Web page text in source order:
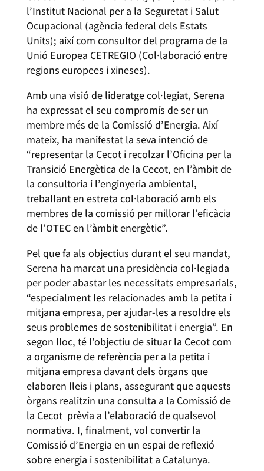
l’Institut Nacional per a la Seguretat i Salut
Ocupacional (agència federal dels Estats
Units); així com consultor del programa de la
Unió Europea CETREGIO (Col·laboració entre
regions europees i xineses).
Amb una visió de lideratge col·legiat, Serena
ha expressat el seu compromís de ser un
membre més de la Comissió d’Energia. Així
mateix, ha manifestat la seva intenció de
“representar la Cecot i recolzar l’Oficina per la
Transició Energètica de la Cecot, en l’àmbit de
la consultoria i l’enginyeria ambiental,
treballant en estreta col·laboració amb els
membres de la comissió per millorar l’eficàcia
de l’OTEC en l’àmbit energètic”.
Pel que fa als objectius durant el seu mandat,
Serena ha marcat una presidència col·legiada
per poder abastar les necessitats empresarials,
“especialment les relacionades amb la petita i
mitjana empresa, per ajudar-les a resoldre els
seus problemes de sostenibilitat i energia”. En
segon lloc, té l’objectiu de situar la Cecot com
a organisme de referència per a la petita i
mitjana empresa davant dels òrgans que
elaboren lleis i plans, assegurant que aquests
òrgans realitzin una consulta a la Comissió de
la Cecot prèvia a l’elaboració de qualsevol
normativa. I, finalment, vol convertir la
Comissió d’Energia en un espai de reflexió
sobre energia i sostenibilitat a Catalunya.